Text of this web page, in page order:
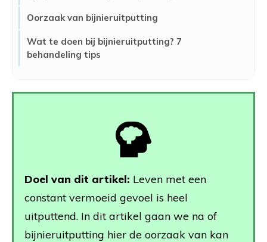
Oorzaak van bijnieruitputting
Wat te doen bij bijnieruitputting? 7
behandeling tips
Doel van dit artikel: Leven met een
constant vermoeid gevoel is heel
uitputtend. In dit artikel gaan we na of
bijnieruitputting hier de oorzaak van kan